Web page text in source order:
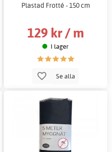
Plastad Frotté - 150 cm
129 kr / m
I lager
Se alla